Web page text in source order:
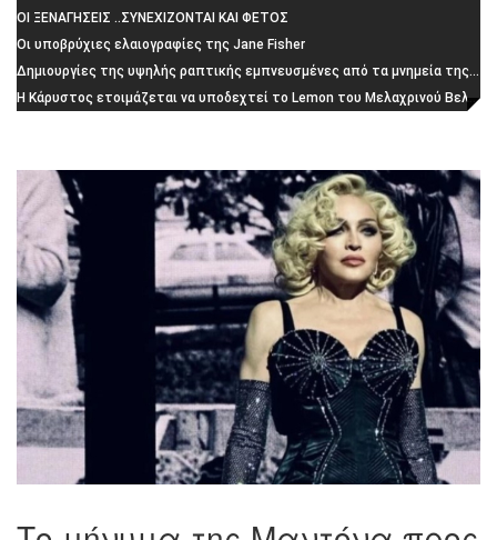
ΟΙ ΞΕΝΑΓΗΣΕΙΣ ..ΣΥΝΕΧΙΖΟΝΤΑΙ ΚΑΙ ΦΕΤΟΣ
Οι υποβρύχιες ελαιογραφίες της Jane Fisher
Δημιουργίες της υψηλής ραπτικής εμπνευσμένες από τα μνημεία της Ρώμης
H Κάρυστος ετοιμάζεται να υποδεχτεί το Lemon του Μελαχρινού Βελέντζα: H απίστευτη ιστορία